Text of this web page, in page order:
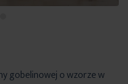
gobelinowej o wzorze w